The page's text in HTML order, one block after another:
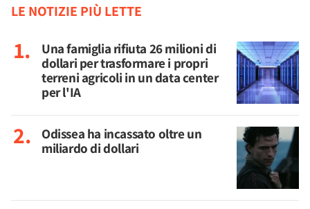
LE NOTIZIE PIÙ LETTE
Una famiglia rifiuta 26 milioni di
dollari per trasformare i propri
terreni agricoli in un data center
per l'IA
Odissea ha incassato oltre un
miliardo di dollari